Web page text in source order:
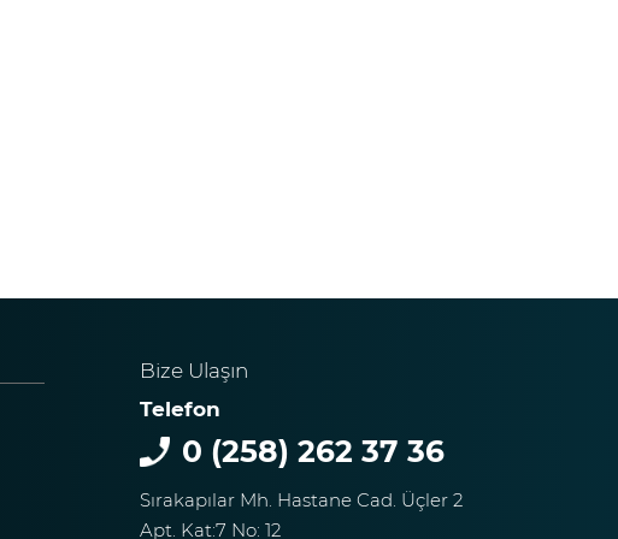
Bize Ulaşın
Telefon
0 (258) 262 37 36
Sırakapılar Mh. Hastane Cad. Üçler 2
Apt. Kat:7 No: 12